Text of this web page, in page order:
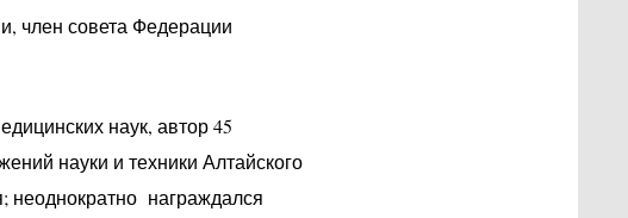
член совета Федерации
наук, автор 45
науки и техники Алтайского
неоднократно награждался